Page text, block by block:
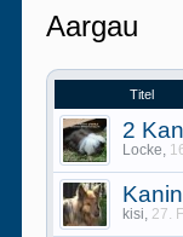
Aargau
Titel
2
Locke,
kisi, 27.